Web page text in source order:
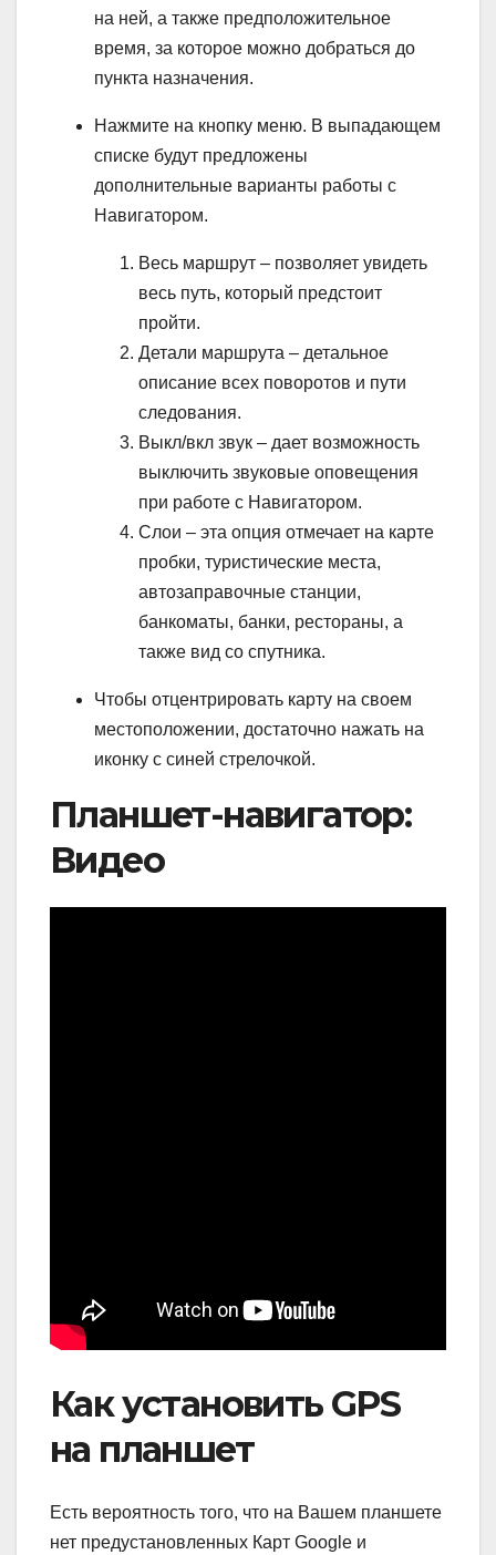
на ней, а также предположительное
время, за которое можно добраться до
пункта назначения.
Нажмите на кнопку меню. В выпадающем
списке будут предложены
дополнительные варианты работы с
Навигатором.
Весь маршрут – позволяет увидеть
весь путь, который предстоит
пройти.
Детали маршрута – детальное
описание всех поворотов и пути
следования.
Выкл/вкл звук – дает возможность
выключить звуковые оповещения
при работе с Навигатором.
Слои – эта опция отмечает на карте
пробки, туристические места,
автозаправочные станции,
банкоматы, банки, рестораны, а
также вид со спутника.
Чтобы отцентрировать карту на своем
местоположении, достаточно нажать на
иконку с синей стрелочкой.
Планшет-навигатор:
Видео
Как установить GPS
на планшет
Есть вероятность того, что на Вашем планшете
нет предустановленных Карт Google и